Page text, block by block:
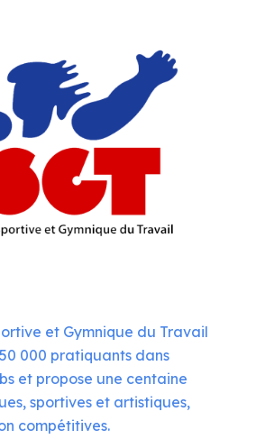
et Gymnique du Travail
000 pratiquants dans
et propose une centaine
sportives et artistiques,
compétitives.